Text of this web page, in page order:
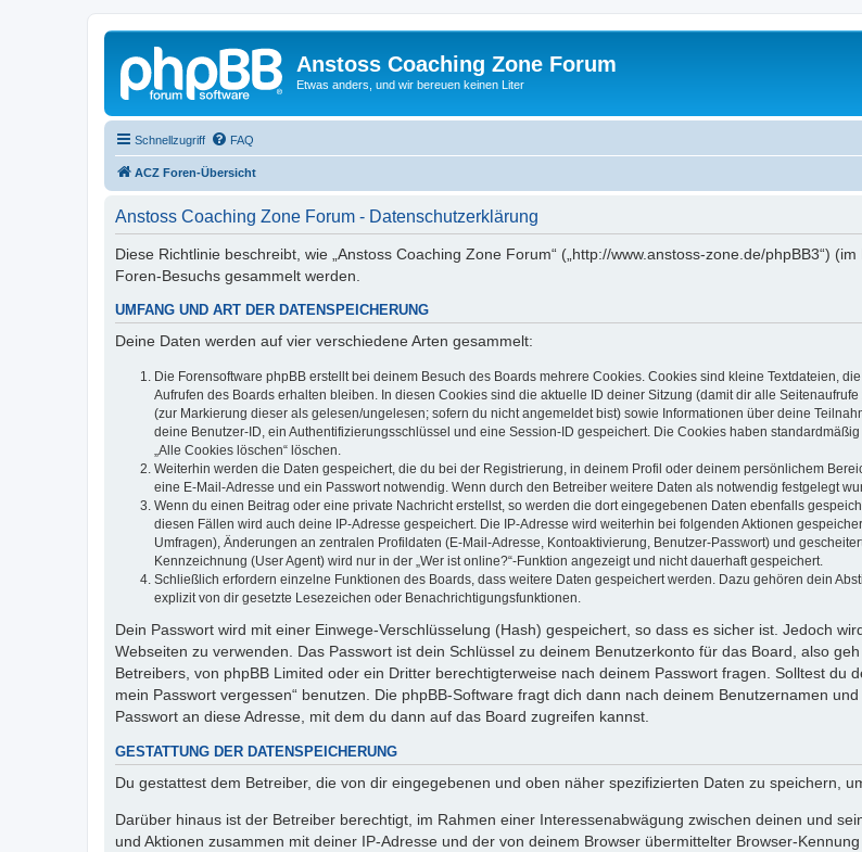
Anstoss Coaching Zone Forum
Etwas anders, und wir bereuen keinen Liter
Schnellzugriff FAQ
ACZ Foren-Übersicht
Anstoss Coaching Zone Forum - Datenschutzerklärung
Diese Richtlinie beschreibt, wie „Anstoss Coaching Zone Forum“ („http://www.anstoss-zone.de/phpBB3“)
Foren-Besuchs gesammelt werden.
UMFANG UND ART DER DATENSPEICHERUNG
Deine Daten werden auf vier verschiedene Arten gesammelt:
Die Forensoftware phpBB erstellt bei deinem Besuch des Boards mehrere Cookies. Cookies sind kleine Textdateien,
Aufrufen des Boards erhalten bleiben. In diesen Cookies sind die aktuelle ID deiner Sitzung (damit dir alle
(zur Markierung dieser als gelesen/ungelesen; sofern du nicht angemeldet bist) sowie Informationen über deine
deine Benutzer-ID, ein Authentifizierungsschlüssel und eine Session-ID gespeichert. Die Cookies haben
„Alle Cookies löschen“ löschen.
Weiterhin werden die Daten gespeichert, die du bei der Registrierung, in deinem Profil oder deinem persönlichem
eine E-Mail-Adresse und ein Passwort notwendig. Wenn durch den Betreiber weitere Daten als notwendig festgelegt
Wenn du einen Beitrag oder eine private Nachricht erstellst, so werden die dort eingegebenen Daten ebenfalls
diesen Fällen wird auch deine IP-Adresse gespeichert. Die IP-Adresse wird weiterhin bei folgenden Aktionen
Umfragen), Änderungen an zentralen Profildaten (E-Mail-Adresse, Kontoaktivierung, Benutzer-Passwort) und
Kennzeichnung (User Agent) wird nur in der „Wer ist online?“-Funktion angezeigt und nicht dauerhaft gespeichert.
Schließlich erfordern einzelne Funktionen des Boards, dass weitere Daten gespeichert werden. Dazu gehören dein
explizit von dir gesetzte Lesezeichen oder Benachrichtigungsfunktionen.
Dein Passwort wird mit einer Einwege-Verschlüsselung (Hash) gespeichert, so dass es sicher ist. Jedoch
Webseiten zu verwenden. Das Passwort ist dein Schlüssel zu deinem Benutzerkonto für das Board, also
Betreibers, von phpBB Limited oder ein Dritter berechtigterweise nach deinem Passwort fragen. Solltest du
mein Passwort vergessen“ benutzen. Die phpBB-Software fragt dich dann nach deinem Benutzernamen
Passwort an diese Adresse, mit dem du dann auf das Board zugreifen kannst.
GESTATTUNG DER DATENSPEICHERUNG
Du gestattest dem Betreiber, die von dir eingegebenen und oben näher spezifizierten Daten zu speichern,
Darüber hinaus ist der Betreiber berechtigt, im Rahmen einer Interessenabwägung zwischen deinen und
und Aktionen zusammen mit deiner IP-Adresse und der von deinem Browser übermittelter Browser-